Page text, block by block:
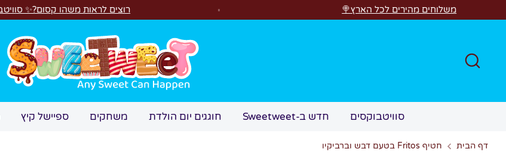
מהירים לכל הארץ🍭 רוצים לראות משהו קסום?✨ סוויטבוקס MAGIC הפך ל"מכונת משחקים"! 🎁🕹️
חיפוש
סוויטבוקסים חדש ב-Sweetweet חוגגים יום הולדת משחקים ספיישל קיץ
דף הבית חטיף Fritos בטעם דבש וברביקיו